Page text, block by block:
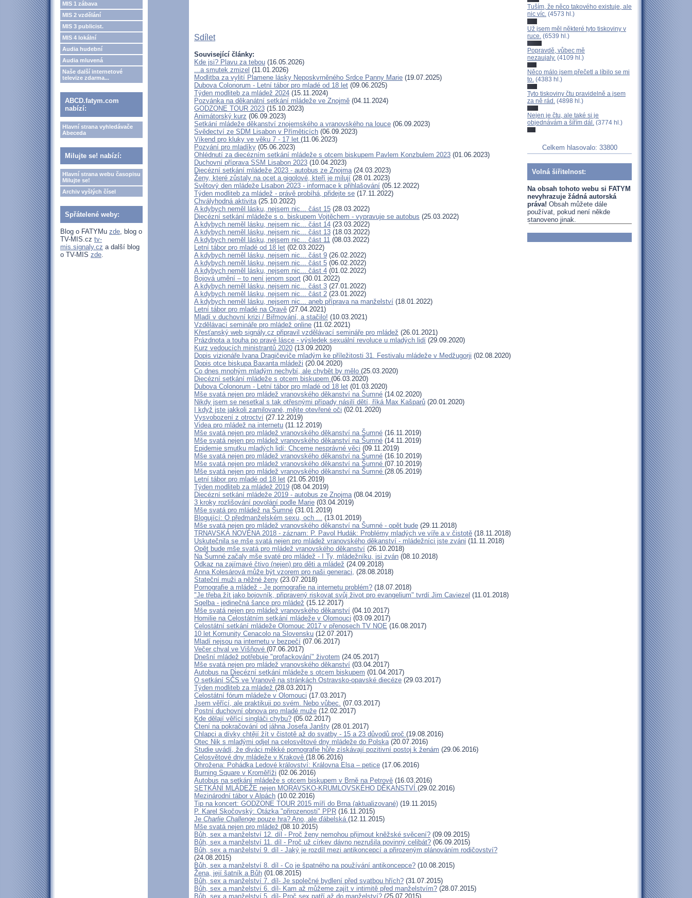
MIS 1 zábava
MIS 2 vzdělání
MIS 3 publicist.
MIS 4 lokální
Audia hudební
Audia mluvená
Naše další internetové
televize zdarma...
ABCD.fatym.com
nabízí:
Hlavní strana vyhledávače
Abeceda
Milujte se! nabízí:
Hlavní strana webu časopisu
Milujte se!
Archiv vyšlých čísel
Spřátelené weby:
Blog o FATYMu zde, blog o
TV-MIS.cz tv-
mis.signaly.cz a další blog
o TV-MIS zde.
Sdílet
Související články:
Kde jsi? Plavu za tebou (16.05.2026)
...a smutek zmizel (11.01.2026)
Modlitba za vylití Plamene lásky Neposkvrněného Srdce Panny Marie (19.07.2025)
Dubova Colonorum - Letní tábor pro mladé od 18 let (09.06.2025)
Týden modliteb za mládež 2024 (15.11.2024)
Pozvánka na děkanátní setkání mládeže ve Znojmě (04.11.2024)
GODZONE TOUR 2023 (15.10.2023)
Animátorský kurz (06.09.2023)
Setkání mládeže děkanství znojemského a vranovského na louce (06.09.2023)
Svědectví ze SDM Lisabon v Příměticích (06.09.2023)
Víkend pro kluky ve věku 7 - 17 let (11.06.2023)
Pozvání pro mladíky (05.06.2023)
Ohlédnutí za diecézním setkání mládeže s otcem biskupem Pavlem Konzbulem 2023 (01.06.2023)
Duchovní příprava SSM Lisabon 2023 (10.04.2023)
Diecézní setkání mládeže 2023 - autobus ze Znojma(24.03.2023)
Ženy, které zůstaly na ocet a gigolové, kteří je milují (28.01.2023)
Světový den mládeže Lisabon 2023 - informace k přihlašování (05.12.2022)
Týden modliteb za mládež - právě probíhá, přidejte se (17.11.2022)
Chvályhodná aktivita(25.10.2022)
A kdybych neměl lásku, nejsem nic... část 15 (28.03.2022)
Diecézní setkání mládeže s o. biskupem Vojtěchem - vypravuje se autobus (25.03.2022)
A kdybych neměl lásku, nejsem nic... část 14 (23.03.2022)
A kdybych neměl lásku, nejsem nic... část 13 (18.03.2022)
A kdybych neměl lásku, nejsem nic... část 11 (08.03.2022)
Letní tábor pro mladé od 18 let (02.03.2022)
A kdybych neměl lásku, nejsem nic... část 9 (26.02.2022)
A kdybych neměl lásku, nejsem nic... část 5 (06.02.2022)
A kdybych neměl lásku, nejsem nic... část 4 (01.02.2022)
Bojová umění – to není jenom sport (30.01.2022)
A kdybych neměl lásku, nejsem nic... část 3 (27.01.2022)
A kdybych neměl lásku, nejsem nic... část 2 (23.01.2022)
A kdybych neměl lásku, nejsem nic... aneb příprava na manželství (18.01.2022)
Letní tábor pro mladé na Oravě (27.04.2021)
Mladí v duchovní krizi / Biřmování, a stačilo! (10.03.2021)
Vzdělávací semináře pro mládež online (11.02.2021)
Křesťanský web signály.cz připravil vzdělávací semináře pro mládež (26.01.2021)
Prázdnota a touha po pravé lásce - výsledek sexuální revoluce u mladých lidí (29.09.2020)
Kurz vedoucích ministrantů 2020 (13.09.2020)
Dopis vizionáře Ivana Dragičeviče mladým ke příležitosti 31. Festivalu mládeže v Medžugorji (02.08.2020)
Dopis otce biskupa Baxanta mládeži (20.04.2020)
Co dnes mnohým mladým nechybí, ale chybět by mělo (25.03.2020)
Diecézní setkání mládeže s otcem biskupem (06.03.2020)
Dubova Colonorum - Letní tábor pro mladé od 18 let (01.03.2020)
Mše svatá nejen pro mládež vranovského děkanství na Šumné (14.02.2020)
Nikdy jsem se nesetkal s tak otřesnými případy násilí dětí, říká Max Kašparů (20.01.2020)
I když jste jakkoli zamilované, mějte otevřené oči (02.01.2020)
Vysvobození z otroctví (27.12.2019)
Videa pro mládež na internetu (11.12.2019)
Mše svatá nejen pro mládež vranovského děkanství na Šumné (16.11.2019)
Mše svatá nejen pro mládež vranovského děkanství na Šumné (14.11.2019)
Epidemie smutku mladých lidí: Chceme nesprávné věci (09.11.2019)
Mše svatá nejen pro mládež vranovského děkanství na Šumné (16.10.2019)
Mše svatá nejen pro mládež vranovského děkanství na Šumné (07.10.2019)
Mše svatá nejen pro mládež vranovského děkanství na Šumné (28.05.2019)
Letní tábor pro mladé od 18 let (21.05.2019)
Týden modliteb za mládež 2019 (08.04.2019)
Diecézní setkání mládeže 2019 - autobus ze Znojma(08.04.2019)
3 kroky rozlišování povolání podle Marie (03.04.2019)
Mše svatá pro mládež na Šumné (31.01.2019)
Blogující: O předmanželském sexu, och ... (13.01.2019)
Mše svatá nejen pro mládež vranovského děkanství na Šumné - opět bude (29.11.2018)
TRNAVSKÁ NOVÉNA 2018 - záznam: P. Pavol Hudák: Problémy mladých ve víře a v čistotě (18.11.2018)
Uskutečnila se mše svatá nejen pro mládež vranovského děkanství - mládežníci jste zváni (11.11.2018)
Opět bude mše svatá pro mládež vranovského děkanství (26.10.2018)
Na Šumné začaly mše svaté pro mládež - I Ty, mládežníku, jsi zván (08.10.2018)
Odkaz na zajímavé čtivo (nejen) pro děti a mládež (24.09.2018)
Anna Kolesárová může být vzorem pro naši generaci, (28.08.2018)
Stateční muži a něžné ženy (23.07.2018)
Pornografie a mládež - Je pornografie na internetu problém? (18.07.2018)
"Je třeba žít jako bojovník, připravený riskovat svůj život pro evangelium" tvrdí Jim Caviezel (11.01.2018)
Sqelba - jedinečná šance pro mládež (15.12.2017)
Mše svatá nejen pro mládež vranovského děkanství (04.10.2017)
Homilie na Celostátním setkání mládeže v Olomouci (03.09.2017)
Celostátní setkání mládeže Olomouc 2017 v přenosech TV NOE (16.08.2017)
10 let Komunity Cenacolo na Slovensku (12.07.2017)
Mladí nejsou na internetu v bezpečí (07.06.2017)
Večer chval ve Višňové (07.06.2017)
Dnešní mládež potřebuje "profackování" životem (24.05.2017)
Mše svatá nejen pro mládež vranovského děkanství (03.04.2017)
Autobus na Diecézní setkání mládeže s otcem biskupem (01.04.2017)
O setkání SČS ve Vranově na stránkách Ostravsko-opavské diecéze (29.03.2017)
Týden modliteb za mládež (28.03.2017)
Celostátní fórum mládeže v Olomouci (17.03.2017)
Jsem věřící, ale praktikuji po svém. Nebo vůbec. (07.03.2017)
Postní duchovní obnova pro mladé muže (12.02.2017)
Kde dělají věřící singláči chybu? (05.02.2017)
Čtení na pokračování od jáhna Josefa Janšty (28.01.2017)
Chlapci a dívky chtějí žít v čistotě až do svatby - 15 a 23 důvodů proč (19.08.2016)
Otec Nik s mladými odjel na celosvětové dny mládeže do Polska(20.07.2016)
Studie uvádí, že diváci měkké pornografie hůře získávají pozitivní postoj k ženám (29.06.2016)
Celosvětové dny mládeže v Krakově (18.06.2016)
Ohrožena: Pohádka Ledové království: Královna Elsa – petice (17.06.2016)
Burning Square v Kroměříži (02.06.2016)
Autobus na setkání mládeže s otcem biskupem v Brně na Petrově (16.03.2016)
SETKÁNÍ MLÁDEŽE nejen MORAVSKO-KRUMLOVSKÉHO DĚKANSTVÍ (29.02.2016)
Mezinárodní tábor v Alpách (10.02.2016)
Tip na koncert: GODZONE TOUR 2015 míří do Brna (aktualizované) (19.11.2015)
P. Karel Skočovský: Otázka "přirozenosti" PPR (16.11.2015)
Je Charlie Challenge pouze hra? Ano, ale ďábelská (12.11.2015)
Mše svatá nejen pro mládež (08.10.2015)
Bůh, sex a manželství 12. díl - Proč ženy nemohou přijmout kněžské svěcení? (09.09.2015)
Bůh, sex a manželství 11. díl - Proč už církev dávno nezrušila povinný celibát? (06.09.2015)
Bůh, sex a manželství 9. díl - Jaký je rozdíl mezi antikoncepcí a přirozeným plánováním rodičovství?
(24.08.2015)
Bůh, sex a manželství 8. díl - Co je špatného na používání antikoncepce? (10.08.2015)
Žena, její šatník a Bůh (01.08.2015)
Bůh, sex a manželství 7. díl- Je společné bydlení před svatbou hřích? (31.07.2015)
Bůh, sex a manželství 6. díl- Kam až můžeme zajít v intimitě před manželstvím? (28.07.2015)
Bůh, sex a manželství 5. díl- Proč sex patří až do manželství? (25.07.2015)
Tuším, že něco takového existuje, ale
nic víc. (4573 hl.)
Už jsem měl některé tyto tiskoviny v
ruce. (6539 hl.)
Popravdě, vůbec mě
nezaujaly. (4109 hl.)
Něco málo jsem přečetl a líbilo se mi
to. (4383 hl.)
Tyto tiskoviny čtu pravidelně a jsem
za ně rád. (4898 hl.)
Nejen je čtu, ale také si je
objednávám a šířím dál. (3774 hl.)
Celkem hlasovalo: 33800
Volná šiřitelnost:
Na obsah tohoto webu si FATYM
nevyhrazuje žádná autorská
práva! Obsah můžete dále
používat, pokud není někde
stanoveno jinak.